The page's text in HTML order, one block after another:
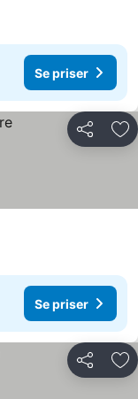
Se priser
Dela
Se priser
Dela